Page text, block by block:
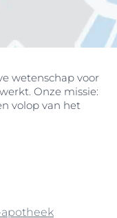
wetenschap voor
Onze missie:
volop van het